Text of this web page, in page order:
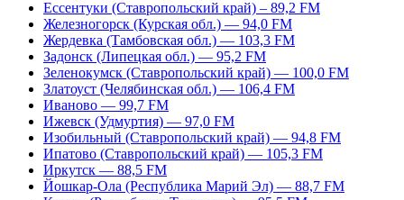
Ессентуки (Ставропольский край) – 89,2 FM
Железногорск (Курская обл.) — 94,0 FM
Жердевка (Тамбовская обл.) — 103,3 FM
Задонск (Липецкая обл.) — 95,2 FM
Зеленокумск (Ставропольский край) — 100,0 FM
Златоуст (Челябинская обл.) — 106,4 FM
Иваново — 99,7 FM
Ижевск (Удмуртия) — 97,0 FM
Изобильный (Ставропольский край) — 94,8 FM
Ипатово (Ставропольский край) — 105,3 FM
Иркутск — 88,5 FM
Йошкар-Ола (Республика Марий Эл) — 88,7 FM